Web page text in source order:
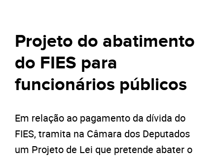
Projeto do abatimento
do FIES para
funcionários públicos
Em relação ao pagamento da dívida do
FIES, tramita na Câmara dos Deputados
um Projeto de Lei que pretende abater o